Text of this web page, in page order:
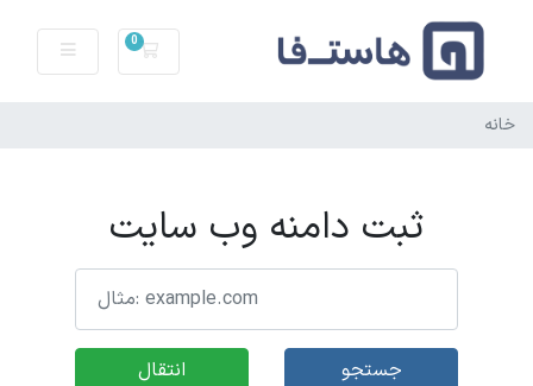
0
سبد خرید
خانه
ثبت دامنه وب سایت
جستجو انتقال